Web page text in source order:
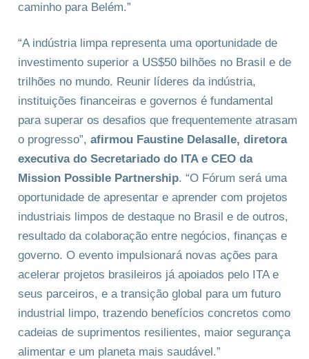
caminho para Belém.”
“A indústria limpa representa uma oportunidade de
investimento superior a US$50 bilhões no Brasil e de
trilhões no mundo. Reunir líderes da indústria,
instituições financeiras e governos é fundamental
para superar os desafios que frequentemente atrasam
o progresso”, afirmou Faustine Delasalle, diretora
executiva do Secretariado do ITA e CEO da
Mission Possible Partnership. “O Fórum será uma
oportunidade de apresentar e aprender com projetos
industriais limpos de destaque no Brasil e de outros,
resultado da colaboração entre negócios, finanças e
governo. O evento impulsionará novas ações para
acelerar projetos brasileiros já apoiados pelo ITA e
seus parceiros, e a transição global para um futuro
industrial limpo, trazendo benefícios concretos como
cadeias de suprimentos resilientes, maior segurança
alimentar e um planeta mais saudável.”